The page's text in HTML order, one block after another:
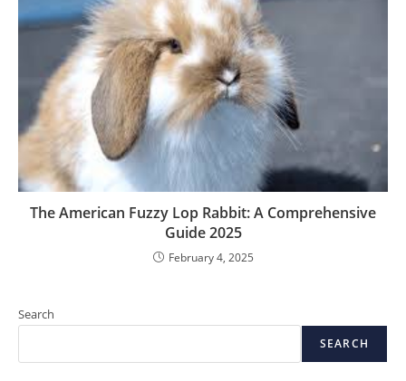
The American Fuzzy Lop Rabbit: A Comprehensive
Guide 2025
February 4, 2025
Search
SEARCH